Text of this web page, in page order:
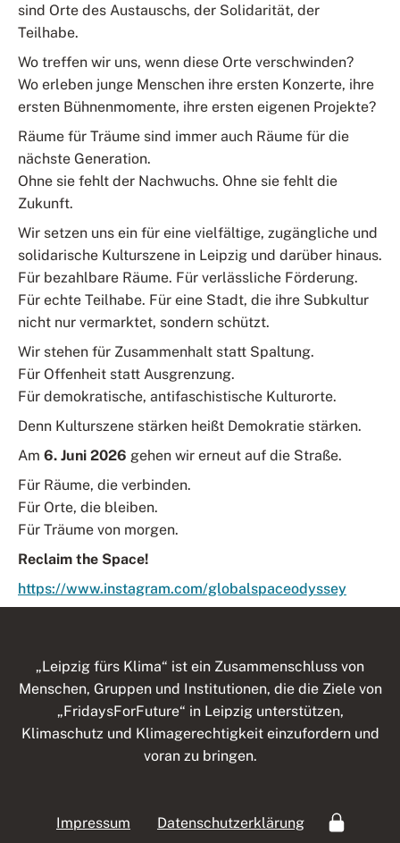
sind Orte des Austauschs, der Solidarität, der
Teilhabe.
Wo treffen wir uns, wenn diese Orte verschwinden?
Wo erleben junge Menschen ihre ersten Konzerte, ihre
ersten Bühnenmomente, ihre ersten eigenen Projekte?
Räume für Träume sind immer auch Räume für die
nächste Generation.
Ohne sie fehlt der Nachwuchs. Ohne sie fehlt die
Zukunft.
Wir setzen uns ein für eine vielfältige, zugängliche und
solidarische Kulturszene in Leipzig und darüber hinaus.
Für bezahlbare Räume. Für verlässliche Förderung.
Für echte Teilhabe. Für eine Stadt, die ihre Subkultur
nicht nur vermarktet, sondern schützt.
Wir stehen für Zusammenhalt statt Spaltung.
Für Offenheit statt Ausgrenzung.
Für demokratische, antifaschistische Kulturorte.
Denn Kulturszene stärken heißt Demokratie stärken.
Am 6. Juni 2026 gehen wir erneut auf die Straße.
Für Räume, die verbinden.
Für Orte, die bleiben.
Für Träume von morgen.
Reclaim the Space!
https://www.instagram.com/globalspaceodyssey
„Leipzig fürs Klima“ ist ein Zusammenschluss von
Menschen, Gruppen und Institutionen, die die Ziele von
„FridaysForFuture“ in Leipzig unterstützen,
Klimaschutz und Klimagerechtigkeit einzufordern und
voran zu bringen.
Impressum Datenschutzerklärung